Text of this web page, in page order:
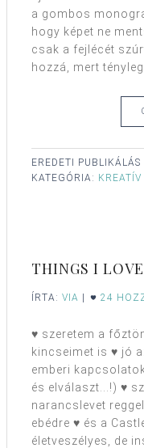
a gombos
hogy képet ne
csak a fejlécét
hozzá, mert tényleg
EREDETI
KATEGÓRIA: KREATÍV
THINGS I
ÍRTA: VIA | 24
♥ szeretem a
kincseimet is ♥ jó
emberi
és elválaszt...!) ♥
narancslevet
ebédre ♥ és a
életveszélyes, de